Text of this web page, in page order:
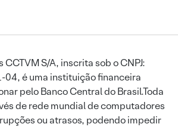
CCTVM S/A, inscrita sob o CNPJ:
é uma instituição financeira
pelo Banco Central do Brasil.Toda
de rede mundial de computadores
ou atrasos, podendo impedir